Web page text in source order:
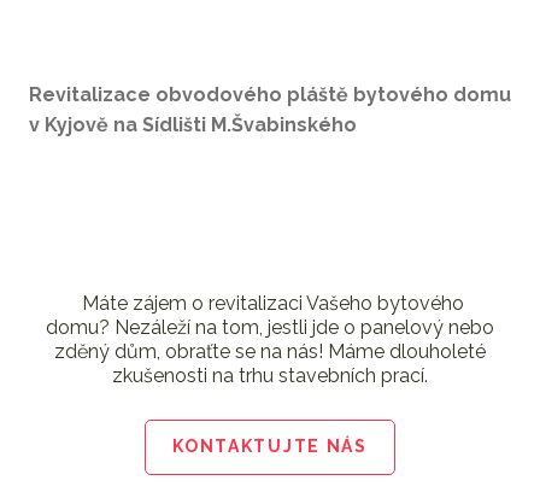
Revitalizace obvodového pláště bytového domu
v Kyjově na Sídlišti M.Švabinského
Máte zájem o revitalizaci Vašeho bytového
domu? Nezáleží na tom, jestli jde o panelový nebo
zděný dům, obraťte se na nás! Máme dlouholeté
zkušenosti na trhu stavebních prací.
KONTAKTUJTE NÁS